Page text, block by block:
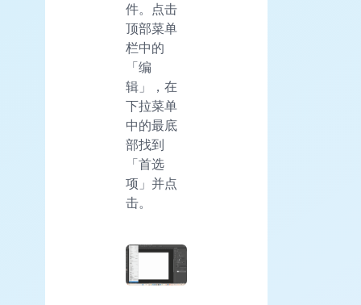
件。点击
顶部菜单
栏中的
「编
辑」，在
下拉菜单
中的最底
部找到
「首选
项」并点
击。